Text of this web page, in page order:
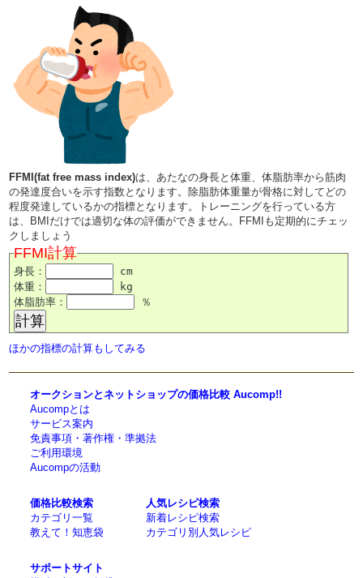
FFMI(fat free mass index)は、あたなの身長と体重、体脂肪率から筋肉
の発達度合いを示す指数となります。除脂肪体重量が骨格に対してどの
程度発達しているかの指標となります。トレーニングを行っている方
は、BMIだけでは適切な体の評価ができません。FFMIも定期的にチェッ
クしましょう
FFMI計算
身長：
cm
体重：
kg
体脂肪率：
％
ほかの指標の計算もしてみる
オークションとネットショップの価格比較 Aucomp!!
Aucompとは
サービス案内
免責事項・著作権・準拠法
ご利用環境
Aucompの活動
価格比較検索
カテゴリ一覧
教えて！知恵袋
人気レシピ検索
新着レシピ検索
カテゴリ別人気レシピ
サポートサイト